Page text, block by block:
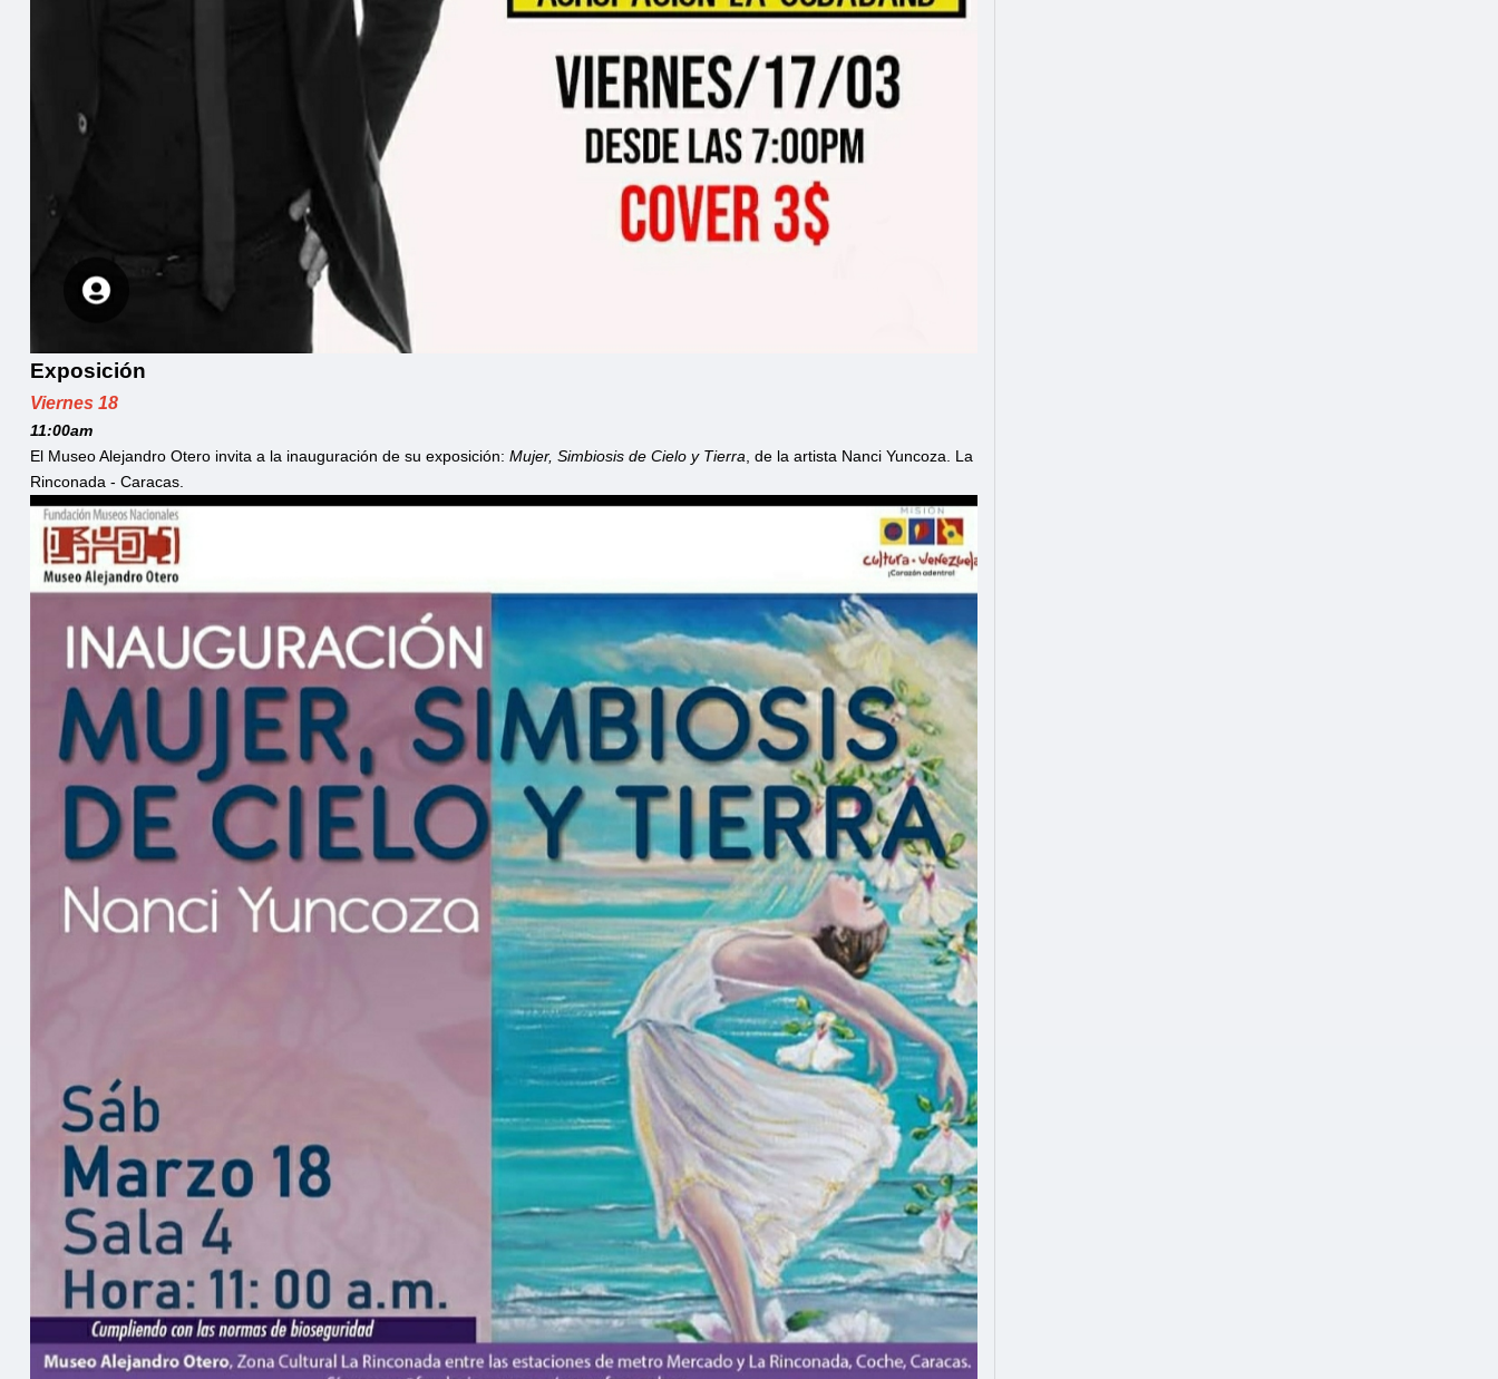
Exposición
Viernes 18
11:00am
El Museo Alejandro Otero invita a la inauguración de su exposición: Mujer, Simbiosis de Cielo y Tierra, de la artista Nanci Yuncoza. La
Rinconada - Caracas.